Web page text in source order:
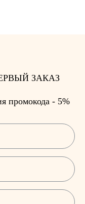
ЗАКАЗ
промокода - 5%